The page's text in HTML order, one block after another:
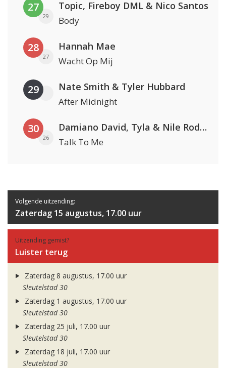
27
29
Topic, Fireboy DML & Nico Santos
Body
28
27
Hannah Mae
Wacht Op Mij
29 Nate Smith & Tyler Hubbard
After Midnight
30
26
Damiano David, Tyla & Nile Rodgers
Talk To Me
Volgende uitzending:
Zaterdag 15 augustus, 17.00 uur
Uitzending gemist?
Luister terug
Zaterdag 8 augustus, 17.00 uur
Sleutelstad 30
Zaterdag 1 augustus, 17.00 uur
Sleutelstad 30
Zaterdag 25 juli, 17.00 uur
Sleutelstad 30
Zaterdag 18 juli, 17.00 uur
Sleutelstad 30